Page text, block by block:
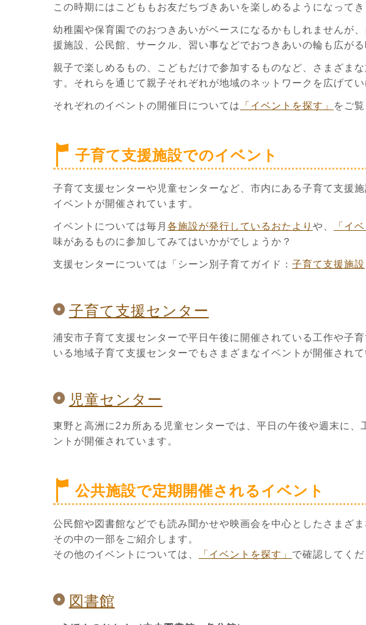
この時期にはこどももお友だちづきあいを楽しめるようになってき
幼稚園や保育園でのおつきあいがベースになるかもしれませんが
援施設、公民館、サークル、習い事などでおつきあいの輪も広がる
親子で楽しめるもの、こどもだけで参加するものなど、さまざま
す。それらを通じて親子それぞれが地域のネットワークを広げてい
それぞれのイベントの開催日については 「イベントを探す」 をご覧
子育て支援施設でのイベント
子育て支援センターや児童センターなど、市内にある子育て支援
イベントが開催されています。
イベントについては毎月 各施設が発行しているおたより や、 「イ
味があるものに参加してみてはいかがでしょうか？
支援センターについては「シーン別子育てガイド： 子育て支援施設
子育て支援センター
浦安市子育て支援センターで平日午後に開催されている工作や子
いる地域子育て支援センターでもさまざまなイベントが開催されて
児童センター
東野と高洲に2カ所ある児童センターでは、平日の午後や週末に
ントが開催されています。
公共施設で定期開催されるイベント
公民館や図書館などでも読み聞かせや映画会を中心としたさまざ
その中の一部をご紹介します。
その他のイベントについては、
「イベントを探す」 で確認してくだ
図書館